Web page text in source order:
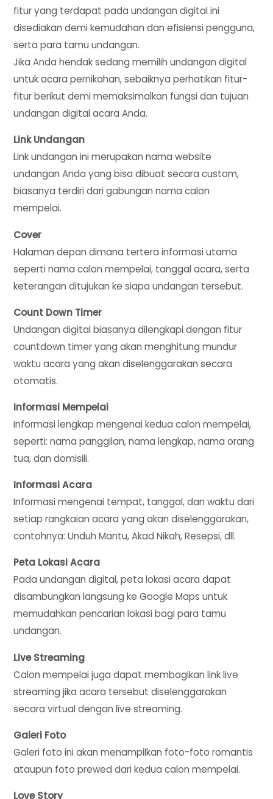
fitur yang terdapat pada undangan digital ini
disediakan demi kemudahan dan efisiensi pengguna,
serta para tamu undangan.
Jika Anda hendak sedang memilih undangan digital
untuk acara pernikahan, sebaiknya perhatikan fitur-
fitur berikut demi memaksimalkan fungsi dan tujuan
undangan digital acara Anda.
Link Undangan
Link undangan ini merupakan nama website
undangan Anda yang bisa dibuat secara custom,
biasanya terdiri dari gabungan nama calon
mempelai.
Cover
Halaman depan dimana tertera informasi utama
seperti nama calon mempelai, tanggal acara, serta
keterangan ditujukan ke siapa undangan tersebut.
Count Down Timer
Undangan digital biasanya dilengkapi dengan fitur
countdown timer yang akan menghitung mundur
waktu acara yang akan diselenggarakan secara
otomatis.
Informasi Mempelai
Informasi lengkap mengenai kedua calon mempelai,
seperti: nama panggilan, nama lengkap, nama orang
tua, dan domisili.
Informasi Acara
Informasi mengenai tempat, tanggal, dan waktu dari
setiap rangkaian acara yang akan diselenggarakan,
contohnya: Unduh Mantu, Akad Nikah, Resepsi, dll.
Peta Lokasi Acara
Pada undangan digital, peta lokasi acara dapat
disambungkan langsung ke Google Maps untuk
memudahkan pencarian lokasi bagi para tamu
undangan.
Live Streaming
Calon mempelai juga dapat membagikan link live
streaming jika acara tersebut diselenggarakan
secara virtual dengan live streaming.
Galeri Foto
Galeri foto ini akan menampilkan foto-foto romantis
ataupun foto prewed dari kedua calon mempelai.
Love Story